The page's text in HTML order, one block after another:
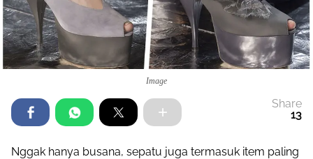
Image
Share
13
Nggak hanya busana, sepatu juga termasuk item paling